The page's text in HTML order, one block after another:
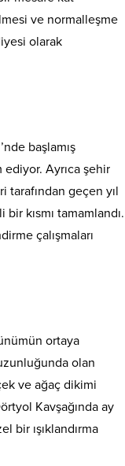
ve normalleşme
olarak
başlamış
Ayrıca şehir
tarafından geçen yıl
bir kısmı tamamlandı.
çalışmaları
ortaya
olan
ve ağaç dikimi
Kavşağında ay
bir ışıklandırma